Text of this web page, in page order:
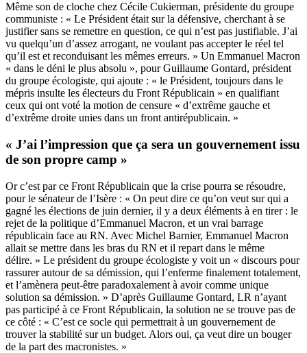
Même son de cloche chez Cécile Cukierman, présidente du groupe
communiste : « Le Président était sur la défensive, cherchant à se
justifier sans se remettre en question, ce qui n’est pas justifiable. J’ai
vu quelqu’un d’assez arrogant, ne voulant pas accepter le réel tel
qu’il est et reconduisant les mêmes erreurs. » Un Emmanuel Macron
« dans le déni le plus absolu », pour Guillaume Gontard, président
du groupe écologiste, qui ajoute : « le Président, toujours dans le
mépris insulte les électeurs du Front Républicain » en qualifiant
ceux qui ont voté la motion de censure « d’extrême gauche et
d’extrême droite unies dans un front antirépublicain. »
« J’ai l’impression que ça sera un gouvernement issu
de son propre camp »
Or c’est par ce Front Républicain que la crise pourra se résoudre,
pour le sénateur de l’Isère : « On peut dire ce qu’on veut sur qui a
gagné les élections de juin dernier, il y a deux éléments à en tirer : le
rejet de la politique d’Emmanuel Macron, et un vrai barrage
républicain face au RN. Avec Michel Barnier, Emmanuel Macron
allait se mettre dans les bras du RN et il repart dans le même
délire. » Le président du groupe écologiste y voit un « discours pour
rassurer autour de sa démission, qui l’enferme finalement totalement,
et l’amènera peut-être paradoxalement à avoir comme unique
solution sa démission. » D’après Guillaume Gontard, LR n’ayant
pas participé à ce Front Républicain, la solution ne se trouve pas de
ce côté : « C’est ce socle qui permettrait à un gouvernement de
trouver la stabilité sur un budget. Alors oui, ça veut dire un bouger
de la part des macronistes. »